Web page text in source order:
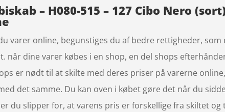
– H080-515 – 127 Cibo Nero
varer online, begunstiges du af bedre rettigheder,
når dine varer købes i en shop, en del shops
er nødt til at skilte med deres priser på varerne
det samme. Du kan oven i købet gøre det når du
du slipper for, at varens pris er forskellige fra skiltet